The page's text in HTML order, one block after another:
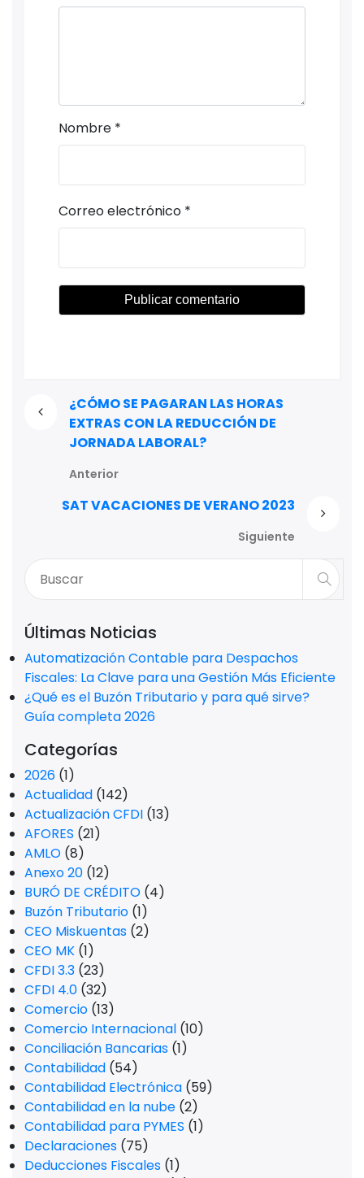
Nombre *
Correo electrónico *
¿CÓMO SE PAGARAN LAS HORAS
EXTRAS CON LA REDUCCIÓN DE
JORNADA LABORAL?
Anterior
SAT VACACIONES DE VERANO 2023
Siguiente
Últimas Noticias
Automatización Contable para Despachos
Fiscales: La Clave para una Gestión Más Eficiente
¿Qué es el Buzón Tributario y para qué sirve?
Guía completa 2026
Categorías
2026 (1)
Actualidad (142)
Actualización CFDI (13)
AFORES (21)
AMLO (8)
Anexo 20 (12)
BURÓ DE CRÉDITO (4)
Buzón Tributario (1)
CEO Miskuentas (2)
CEO MK (1)
CFDI 3.3 (23)
CFDI 4.0 (32)
Comercio (13)
Comercio Internacional (10)
Conciliación Bancarias (1)
Contabilidad (54)
Contabilidad Electrónica (59)
Contabilidad en la nube (2)
Contabilidad para PYMES (1)
Declaraciones (75)
Deducciones Fiscales (1)